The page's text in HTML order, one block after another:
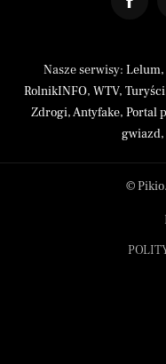
Nasze serwisy: Lelum,
RolnikINFO, WTV, Turyści
Zdrogi,Antyfake, Portal
gwiazd,
©